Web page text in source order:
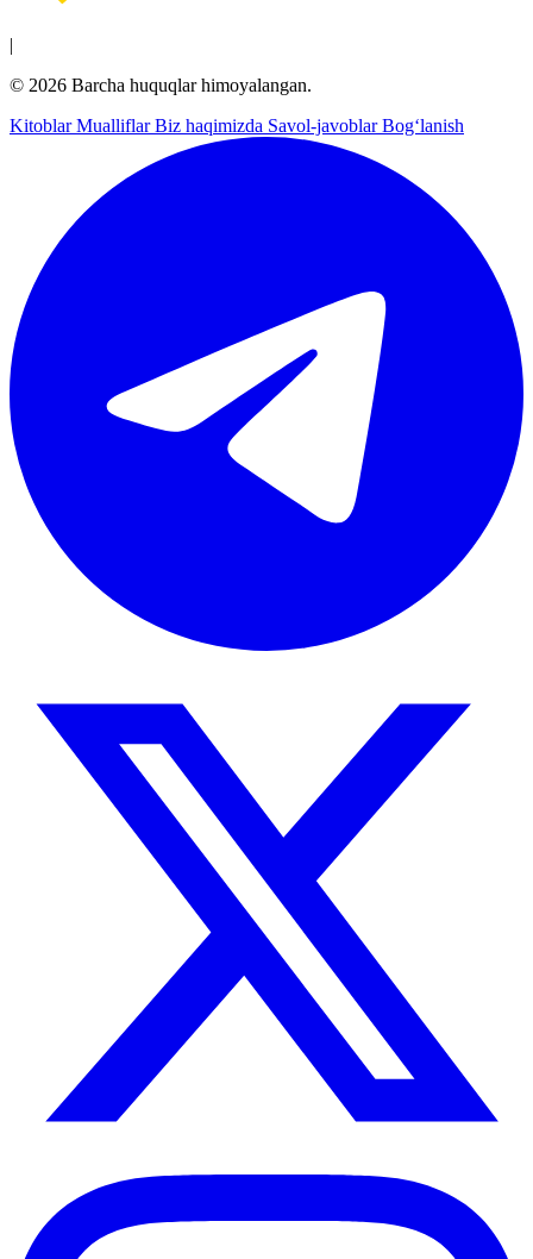
|
© 2026 Barcha huquqlar himoyalangan.
KitoblarMualliflarBiz haqimizda Savol-javoblarBog‘lanish